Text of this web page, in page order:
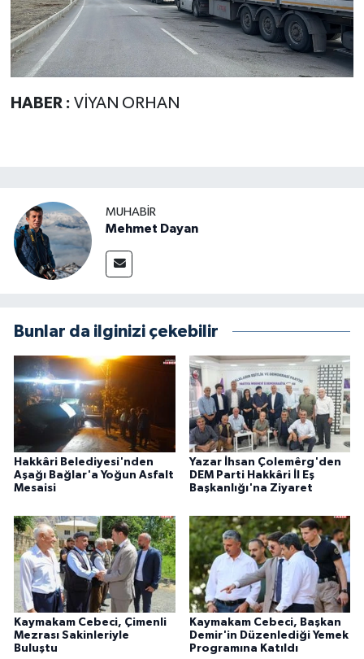
HABER : VİYAN ORHAN
MUHABIR
Mehmet Dayan
Bunlar da ilginizi çekebilir
Hakkâri Belediyesi'nden
Aşağı Bağlar'a Yoğun Asfalt
Mesaisi
Yazar İhsan Çolemêrg'den
DEM Parti Hakkâri İl Eş
Başkanlığı'na Ziyaret
Kaymakam Cebeci, Çimenli
Mezrası Sakinleriyle
Buluştu
Kaymakam Cebeci, Başkan
Demir'in Düzenlediği Yemek
Programına Katıldı